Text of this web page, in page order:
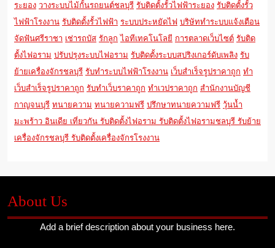
ระยอง วางระบบไม้กั้นรถยนต์ชลบุรี รับติดตั้งรั้วไฟฟ้าระยอง รับติดตั้งรั้ว
ไฟฟ้าโรงงาน รับติดตั้งรั้วไฟฟ้า ระบบประหยัดไฟ บริษัททำระบบแจ้งเตือน
จัดฟันศรีราชา เช่ารถบัส รักลูก ไอทีเทคโนโลยี การตลาดเว็บไซต์ รับติด
ตั้งไฟอราม ปรับปรุงระบบไฟอราม รับติดตั้งระบบสปริงเกอร์ดับเพลิง รับ
ย้ายเครื่องจักรชลบุรี รับทำระบบไฟฟ้าโรงงาน เว็บสำเร็จรูปราคาถูก ทำ
เว็บสำเร็จรูปราคาถูก รับทำเว็บราคาถูก ทำเวปราคาถูก สำนักงานบัญชี
กาญจนบุรี ทนายความ ทนายความฟรี ปรึกษาทนายความฟรี วุ้นน้ำ
มะพร้าว อินเดีย เที่ยวกัน รับติดตั้งไฟอราม รับติดตั้งไฟอรามชลบุรี รับย้าย
เครื่องจักรชลบุรี รับติดตั้งเครื่องจักรโรงงาน
About Us
Add a brief description about your business here.